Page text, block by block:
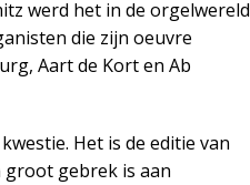
werd het in de orgelwereld
die zijn oeuvre
Aart de Kort en Ab
Het is de editie van
groot gebrek is aan